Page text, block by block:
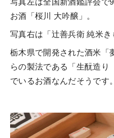
写真左は全国新酒鑑評会で
お酒「桜川 大吟醸」。
写真右は「辻善兵衛 純米き
栃木県で開発された酒米「
らの製法である「生酛造り
でいるお酒なんだそうです。